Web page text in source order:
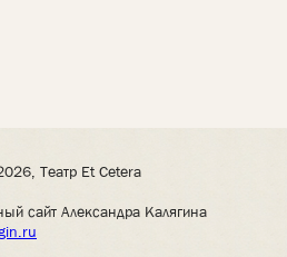
Театр Et Cetera
сайт Александра Калягина